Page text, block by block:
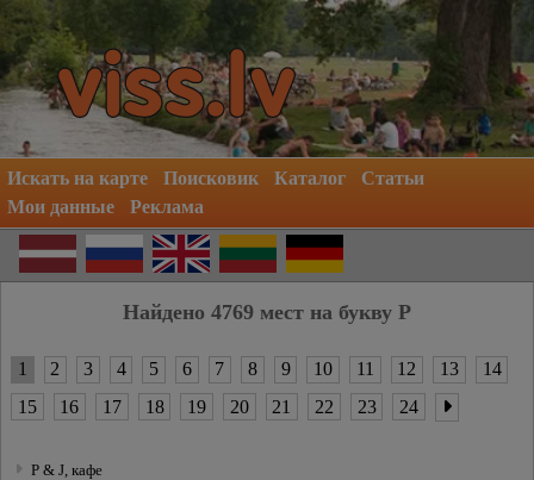
Искать на карте Поисковик Каталог
Статьи
Мои данные
Реклама
Найдено 4769 мест на букву P
1 2 3 4 5 6 7 8 9 10 11 12 13
14
15
16 17 18 19 20 21 22 23 24
P & J, кафе